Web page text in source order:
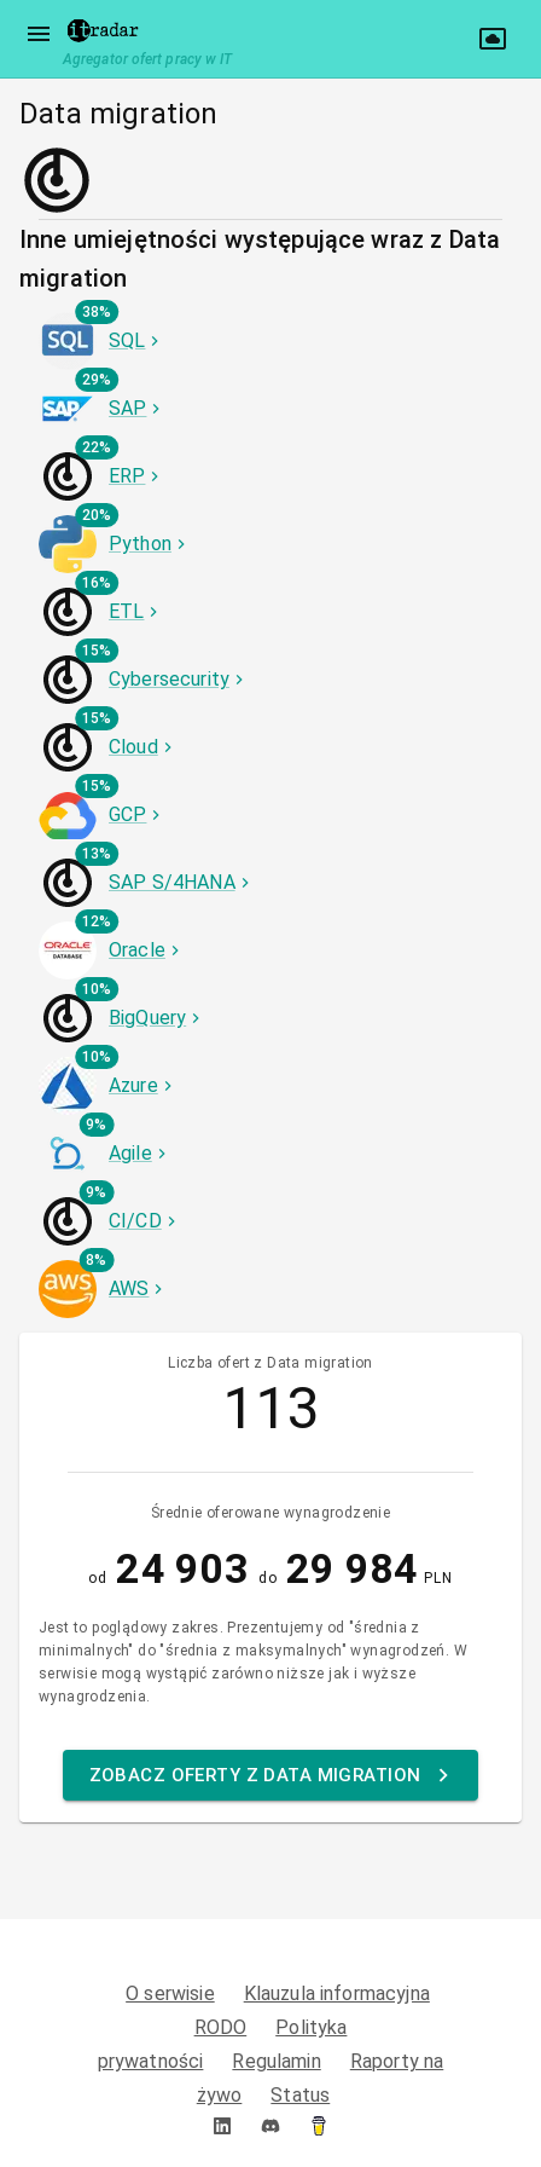
Agregator ofert pracy w IT
Data migration
Inne umiejętności występujące wraz z Data
migration
38%
SQL
29%
SAP
22%
ERP
20%
Python
16%
ETL
15%
Cybersecurity
15%
Cloud
15%
GCP
13%
SAP S/4HANA
12%
Oracle
10%
BigQuery
10%
Azure
9%
Agile
9%
CI/CD
8%
AWS
Liczba ofert z Data migration
113
Średnie oferowane wynagrodzenie
od 24 903 do 29 984 PLN
Jest to poglądowy zakres. Prezentujemy od "średnia z
minimalnych" do "średnia z maksymalnych" wynagrodzeń. W
serwisie mogą wystąpić zarówno niższe jak i wyższe
wynagrodzenia.
ZOBACZ OFERTY Z DATA MIGRATION
O serwisie
Klauzula informacyjna
RODO
Polityka
prywatności
Regulamin
Raporty na
żywo
Status